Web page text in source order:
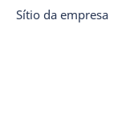
Sítio da empresa